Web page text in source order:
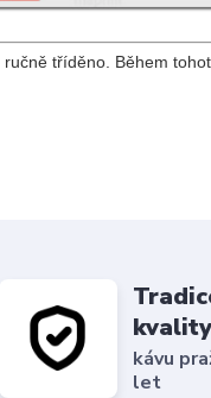
tříděno. Během
kvality
kávu
let